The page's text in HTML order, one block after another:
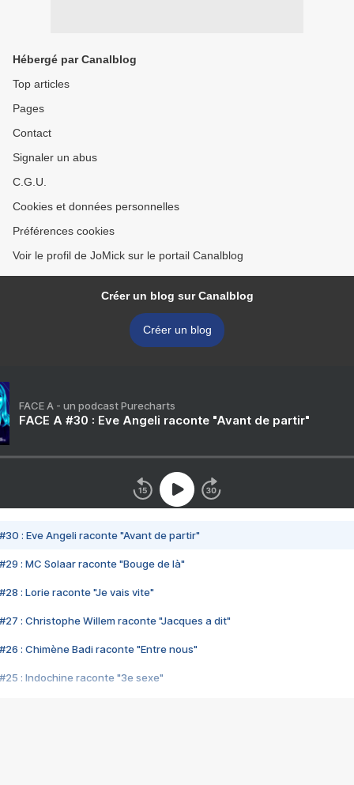
Hébergé par Canalblog
Top articles
Pages
Contact
Signaler un abus
C.G.U.
Cookies et données personnelles
Préférences cookies
Voir le profil de JoMick sur le portail Canalblog
Créer un blog sur Canalblog
Créer un blog
FACE A - un podcast Purecharts
FACE A #30 : Eve Angeli raconte "Avant de partir"
#30 : Eve Angeli raconte "Avant de partir"
#29 : MC Solaar raconte "Bouge de là"
#28 : Lorie raconte "Je vais vite"
#27 : Christophe Willem raconte "Jacques a dit"
#26 : Chimène Badi raconte "Entre nous"
#25 : Indochine raconte "3e sexe"